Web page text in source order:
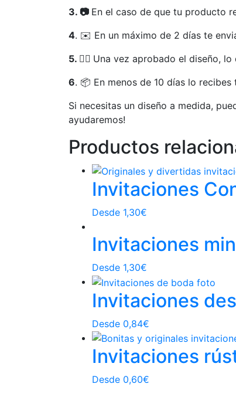
3. 📷 En el caso de que tu producto
4. ✉️ En un máximo de 2 días te
5. 👍🏻 Una vez aprobado el diseño,
6. 📦 En menos de 10 días lo recibes
Si necesitas un diseño a medida,
ayudaremos!
Productos
Invitaciones
Desde 1,30€
Invitaciones
Desde 1,30€
Invitaciones
Desde 0,84€
Invitaciones
Desde 0,60€